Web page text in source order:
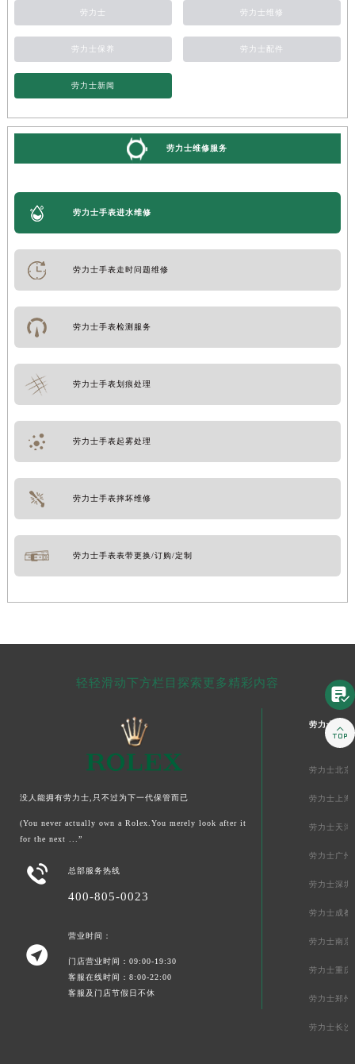
劳力士 劳力士维修
劳力士保养 劳力士配件
劳力士新闻
劳力士维修服务
劳力士手表进水维修
劳力士手表走时问题维修
劳力士手表检测服务
劳力士手表划痕处理
劳力士手表起雾处理
劳力士手表摔坏维修
劳力士手表表带更换/订购/定制
轻轻滑动下方栏目探索更多精彩内容
没人能拥有劳力士,只不过为下一代保管而已
(You never actually own a Rolex.You merely look after it
for the next ...”
 总部服务热线
400-805-0023

营业时间：
门店营业时间：09:00-19:30
客服在线时间：8:00-22:00
客服及门店节假日不休
劳力士中国
劳力士北京
劳力士上海
劳力士天津
劳力士广州
劳力士深圳
劳力士成都
劳力士南京
劳力士重庆
劳力士郑州
劳力士长沙

